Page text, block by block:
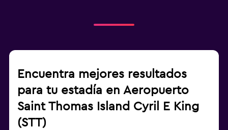
Encuentra mejores resultados
para tu estadía en Aeropuerto
Saint Thomas Island Cyril E King
(STT)